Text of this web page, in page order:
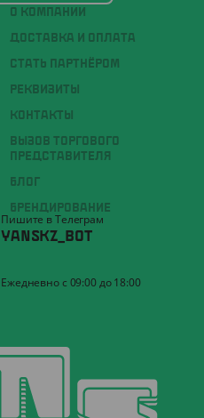
О КОМПАНИИ
ДОСТАВКА И ОПЛАТА
СТАТЬ ПАРТНЁРОМ
РЕКВИЗИТЫ
КОНТАКТЫ
ВЫЗОВ ТОРГОВОГО
ПРЕДСТАВИТЕЛЯ
БЛОГ
БРЕНДИРОВАНИЕ
Пишите в Телеграм
YANSKZ_BOT
Ежедневно с 09:00 до 18:00